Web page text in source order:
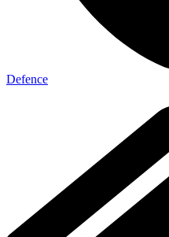
Defence